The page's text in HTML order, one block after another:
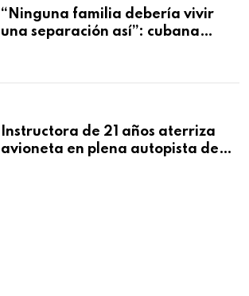
“Ninguna familia debería vivir
una separación así”: cubana
Cancún
Instructora de 21 años aterriza
avioneta en plena autopista de